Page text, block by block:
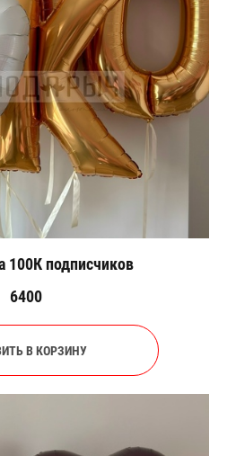
100К подписчиков
6400
В КОРЗИНУ